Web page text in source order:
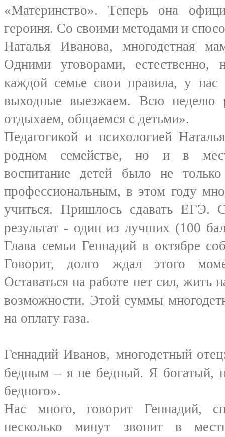
«Материнство». Теперь она
героиня. Со своими методами и
Наталья Иванова, многодетная
Одними уговорами, естественно,
каждой семье свои правила, у
выходные выезжаем. Всю неделю
отдыхаем, общаемся с детьми».
Педагогикой и психологией
родном семействе, но и в
воспитание детей было не
профессиональным, в этом году
учиться. Пришлось сдавать ЕГЭ.
результат - один из лучших (100
Глава семьи Геннадий в октябре
Говорит, долго ждал этого
Оставаться на работе нет сил, жить
возможности. Этой суммы
на оплату газа.
Геннадий Иванов, многодетный
бедным – я не бедный. Я богатый,
бедного».
Нас много, говорит Геннадий,
несколько минут звонит в